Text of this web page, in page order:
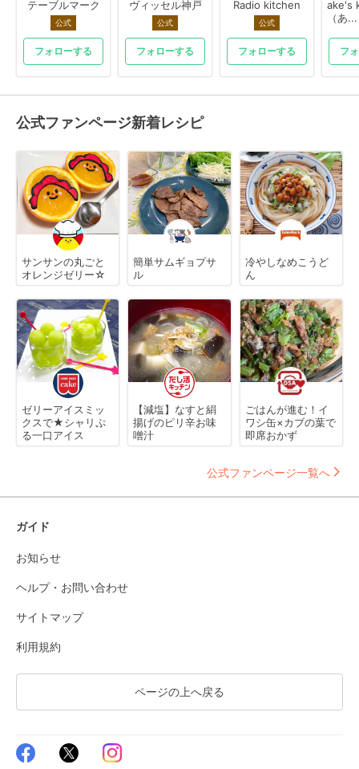
テーブルマーク
公式
フォローする
ヴィッセル神戸
公式
フォローする
Radio kitchen
公式
フォローする
ake's
（あ...
フ
公式ファンページ新着レシピ
サンサンの丸ごと
オレンジゼリー☆
簡単サムギョプサ
ル
冷やしなめこうど
ん
ゼリーアイスミッ
クスで★シャリぷ
る一口アイス
【減塩】なすと絹
揚げのピリ辛お味
噌汁
ごはんが進む！イ
ワシ缶×カブの葉で
即席おかず
公式ファンページ一覧へ
ガイド
お知らせ
ヘルプ・お問い合わせ
サイトマップ
利用規約
ページの上へ戻る